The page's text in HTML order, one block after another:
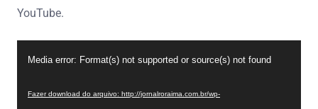
YouTube.
vídeo
Media error: Format(s) not supported or source(s) not found
Fazer download do arquivo: http://jornalroraima.com.br/wp-